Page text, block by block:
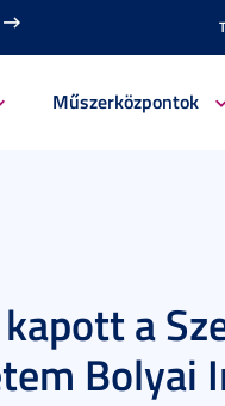
Műszerközpontok
a
Bolyai